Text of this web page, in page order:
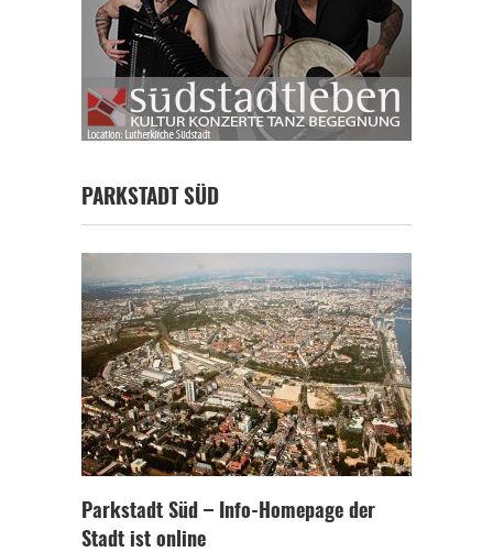
PARKSTADT SÜD
Parkstadt Süd – Info-Homepage der
Stadt ist online